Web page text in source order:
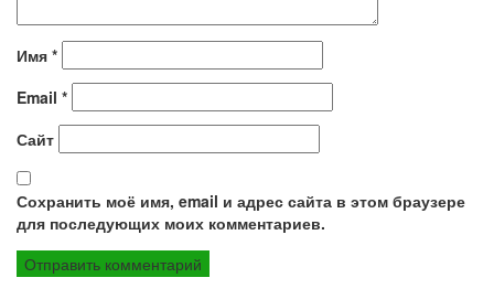
Имя *
Email *
Сайт
Сохранить моё имя, email и адрес сайта в этом браузере
для последующих моих комментариев.